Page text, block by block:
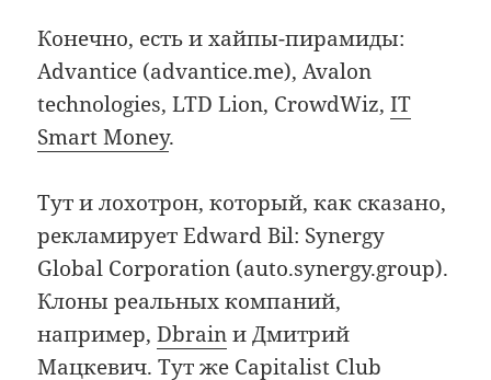
Конечно, есть и хайпы-пирамиды:
Advantice (advantice.me), Avalon
technologies, LTD Lion, CrowdWiz,IT
Smart Money.
Тут и лохотрон, который, как сказано,
рекламирует Edward Bil: Synergy
Global Corporation (auto.synergy.group).
Клоны реальных компаний,
например,Dbrainи Дмитрий
Мацкевич. Тут же Capitalist Club